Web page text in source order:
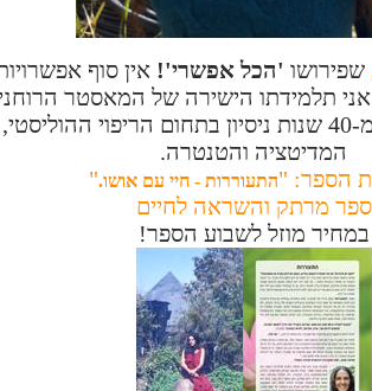
שפירושו 'הכל אפשרי'! אין סוף
תלמידתו הישירה של המאסטר
אושו, עם יותר מ-40 שנות ניסיון בתחום הריפוי ההוליסטי,
המדיטציה והטנטרה.
הספר: "התעוררות - חיי עם אושו."
ספר מרתק והשראה לחיים
במחיר מוזל לשבוע הספר!